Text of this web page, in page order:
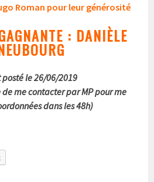
Roman pour leur générosité
: DANIÈLE
le 26/06/2019
me contacter par MP pour me
dans les 48h)